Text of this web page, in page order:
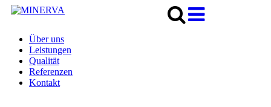
Über uns
Leistungen
Qualität
Referenzen
Kontakt